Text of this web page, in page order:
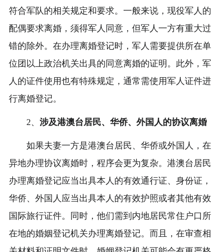
符合军队的相关规定和要求。一般来说，现役军人的
配偶要求离婚，须得军人同意，但军人一方有重大过
错的除外。在办理离婚登记时，军人需要提供所在单
位团以上政治机关出具的同意离婚的证明。此外，军
人的证件使用也有特殊规定，通常需使用军人证件进
行离婚登记。
2、 涉及港澳台居民、华侨、外国人的协议离婚
如果夫妻一方是港澳台居民、华侨或外国人，在
异地办理协议离婚时，程序会更为复杂。港澳台居民
办理离婚登记应当出具本人的有效通行证、身份证，
华侨、外国人应当出具本人的有效护照或者其他有效
国际旅行证件。同时，他们需到内地居民常住户口所
在地的婚姻登记机关办理离婚登记。而且，在审查相